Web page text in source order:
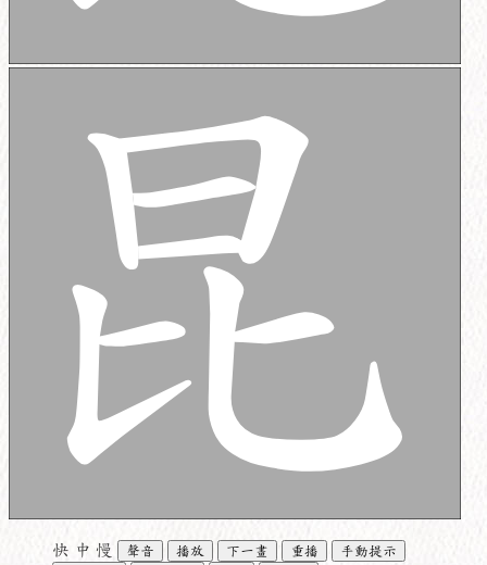
快 中 慢 聲音 播放 下一畫 重播
手動提示